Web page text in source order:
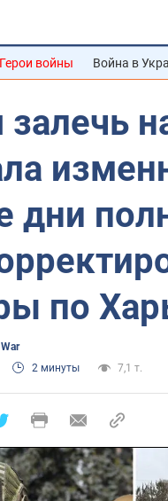
Герои войны Война в
дни
по
War
2 минуты 7,1 т.